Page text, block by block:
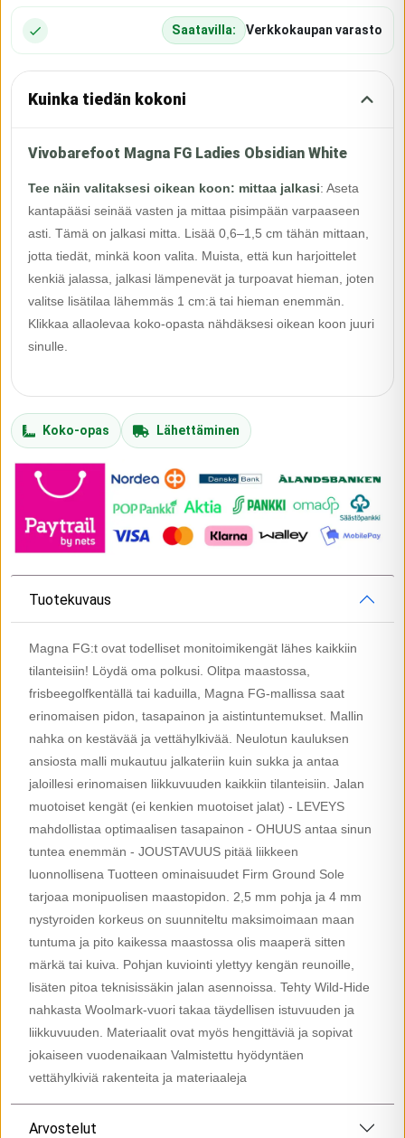
Saatavilla: Verkkokaupan varasto
Kuinka tiedän kokoni
Vivobarefoot Magna FG Ladies Obsidian White
Tee näin valitaksesi oikean koon: mittaa jalkasi: Aseta
kantapääsi seinää vasten ja mittaa pisimpään varpaaseen
asti. Tämä on jalkasi mitta. Lisää 0,6–1,5 cm tähän mittaan,
jotta tiedät, minkä koon valita. Muista, että kun harjoittelet
kenkiä jalassa, jalkasi lämpenevät ja turpoavat hieman, joten
valitse lisätilaa lähemmäs 1 cm:ä tai hieman enemmän.
Klikkaa allaolevaa koko-opasta nähdäksesi oikean koon juuri
sinulle.
Koko-opas Lähettäminen
Tuotekuvaus
Magna FG:t ovat todelliset monitoimikengät lähes kaikkiin
tilanteisiin! Löydä oma polkusi. Olitpa maastossa,
frisbeegolfkentällä tai kaduilla, Magna FG-mallissa saat
erinomaisen pidon, tasapainon ja aistintuntemukset. Mallin
nahka on kestävää ja vettähylkivää. Neulotun kauluksen
ansiosta malli mukautuu jalkateriin kuin sukka ja antaa
jaloillesi erinomaisen liikkuvuuden kaikkiin tilanteisiin. Jalan
muotoiset kengät (ei kenkien muotoiset jalat) - LEVEYS
mahdollistaa optimaalisen tasapainon - OHUUS antaa sinun
tuntea enemmän - JOUSTAVUUS pitää liikkeen
luonnollisena Tuotteen ominaisuudet Firm Ground Sole
tarjoaa monipuolisen maastopidon. 2,5 mm pohja ja 4 mm
nystyroiden korkeus on suunniteltu maksimoimaan maan
tuntuma ja pito kaikessa maastossa olis maaperä sitten
märkä tai kuiva. Pohjan kuviointi ylettyy kengän reunoille,
lisäten pitoa teknisissäkin jalan asennoissa. Tehty Wild-Hide
nahkasta Woolmark-vuori takaa täydellisen istuvuuden ja
liikkuvuuden. Materiaalit ovat myös hengittäviä ja sopivat
jokaiseen vuodenaikaan Valmistettu hyödyntäen
vettähylkiviä rakenteita ja materiaaleja
Arvostelut